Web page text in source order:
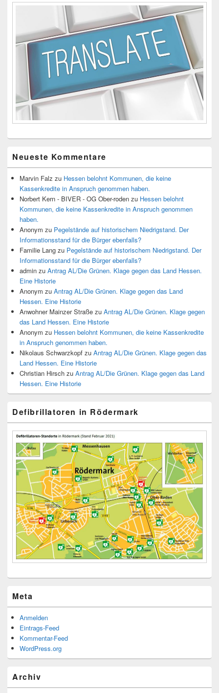
Neueste Kommentare
Marvin Falz zu Hessen belohnt Kommunen, die keine
Kassenkredite in Anspruch genommen haben.
Norbert Kern - BIVER - OG Ober-roden zu Hessen belohnt
Kommunen, die keine Kassenkredite in Anspruch genommen
haben.
Anonym zu Pegelstände auf historischem Niedrigstand. Der
Informationsstand für die Bürger ebenfalls?
Familie Lang zu Pegelstände auf historischem Niedrigstand. Der
Informationsstand für die Bürger ebenfalls?
admin zu Antrag AL/Die Grünen. Klage gegen das Land Hessen.
Eine Historie
Anonym zu Antrag AL/Die Grünen. Klage gegen das Land
Hessen. Eine Historie
Anwohner Mainzer Straße zu Antrag AL/Die Grünen. Klage gegen
das Land Hessen. Eine Historie
Anonym zu Hessen belohnt Kommunen, die keine Kassenkredite
in Anspruch genommen haben.
Nikolaus Schwarzkopf zu Antrag AL/Die Grünen. Klage gegen das
Land Hessen. Eine Historie
Christian Hirsch zu Antrag AL/Die Grünen. Klage gegen das Land
Hessen. Eine Historie
Defibrillatoren in Rödermark
Meta
Anmelden
Eintrags-Feed
Kommentar-Feed
WordPress.org
Archiv